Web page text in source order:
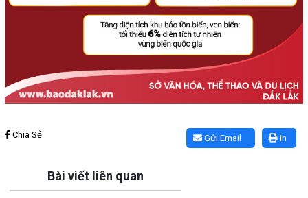
In
Gửi Email
Chia Sẻ
Bài viết liên quan